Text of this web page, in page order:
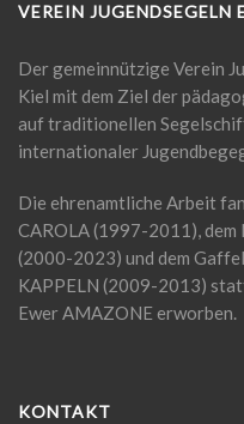
VEREIN JUGENDSEGELN
Der gemeinnützige Verein
Kiel mit dem Ziel der
auf traditionellen
internationaler
Die ehrenamtliche Arbeit
CAROLA (1997-2011),
(2000-2023) und dem
KAPPELN (2009-2013)
Ewer AMAZONE erworben.
KONTAKT